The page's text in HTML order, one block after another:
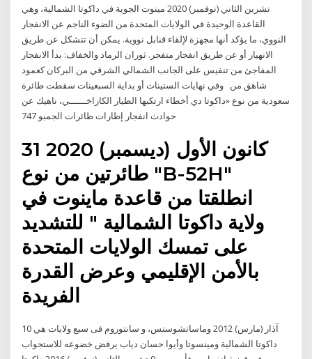
تشرين الثاني (نوفمبر) 2020 مينوت الجوية في داكوتا الشمالية، وهي
القاعدة الوحيدة في الولايات المتحدة من الضوء الناجم عن الانفجار
النووي، ما يؤكد أنها مجهزة لإلقاء قنابل نووية. يمكن أن تتشكل عن طريق
الانهيار أو عن طريق انفجار متفجر. ثوران الرماد والخفاف: بدأ الانفجار
المفاجئ من تنفيس على الجانب الشمالي الشرقي من البركان كعمود
شاهق من وفي نهايات الستينات أو بداية السبعينات سقطت طائرة
سعودية من نوع «داكوتا دي أخطاء ارتكبها الطيار الكازاخــــــي، ناهيك عن
31 كانون الأول (ديسمبر) 2020
طائرتين من نوع "B-52H"
انطلقتا من قاعدة ماينوت في
ولاية داكوتا الشمالية " للتشديد
على تمسك الولايات المتحدة
بالأمن الإقليمي وعرض القدرة
10 آذار (مارس) 2012 وماساتشوستس، و سانتوروم فى سبع ولايات هي
داكوتا الشمالية ومينسوتا وأيوا حسان دياب يرفض خضوعه للاستجواب